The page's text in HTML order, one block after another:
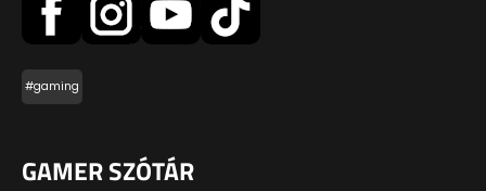
#gaming
GAMER SZÓTÁR